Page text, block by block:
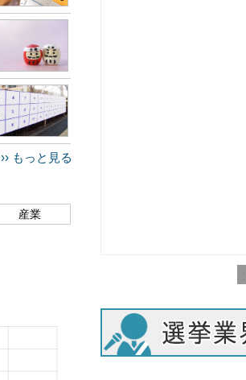
›› もっと見る
産業